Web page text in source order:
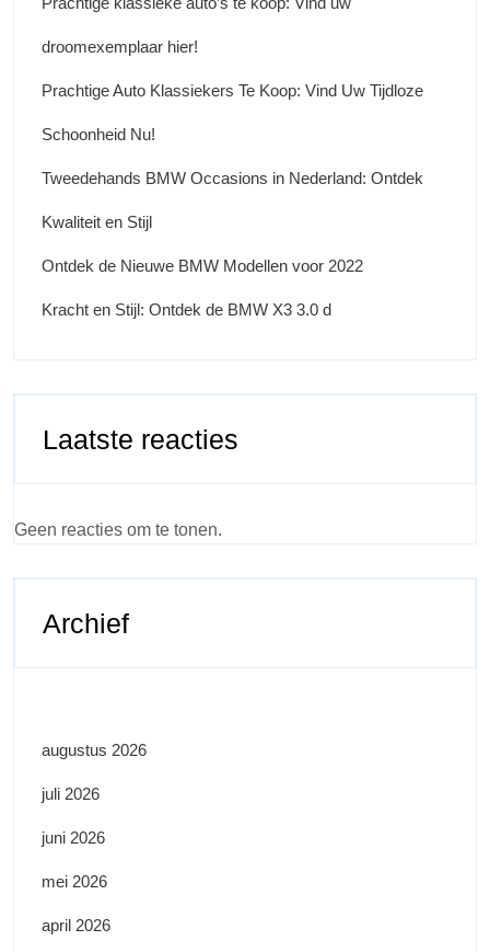
droomexemplaar hier!
Prachtige Auto Klassiekers Te Koop: Vind Uw Tijdloze
Schoonheid Nu!
Tweedehands BMW Occasions in Nederland: Ontdek
Kwaliteit en Stijl
Ontdek de Nieuwe BMW Modellen voor 2022
Kracht en Stijl: Ontdek de BMW X3 3.0 d
Laatste reacties
Geen reacties om te tonen.
Archief
augustus 2026
juli 2026
juni 2026
mei 2026
april 2026